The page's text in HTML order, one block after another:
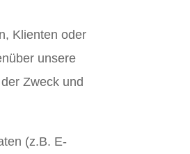
Klienten oder
unsere
Zweck und
(z.B. E-